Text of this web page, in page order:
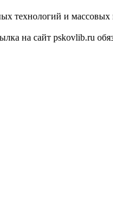
технологий и
на сайт pskovlib.ru